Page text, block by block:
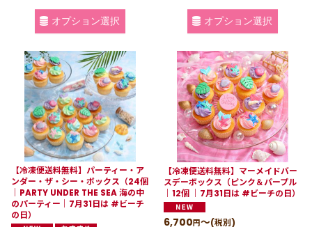
オプション選択 オプション選択
【冷凍便送料無料】パーティー・ア
ンダー・ザ・シー・ボックス（24個
｜PARTY UNDER THE SEA 海の中
のパーティー｜7月31日は #ビーチ
の日）
【冷凍便送料無料】マーメイドバー
スデーボックス（ピンク＆パープル
｜12個 ｜7月31日は #ビーチの日）
6,700円～(税別)